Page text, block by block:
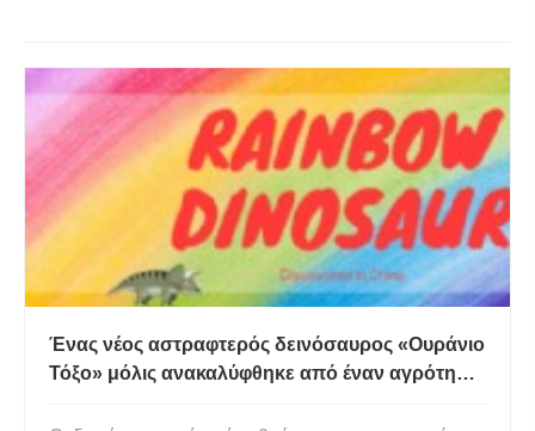
Ένας νέος αστραφτερός δεινόσαυρος «Ουράνιο
Τόξο» μόλις ανακαλύφθηκε από έναν αγρότη